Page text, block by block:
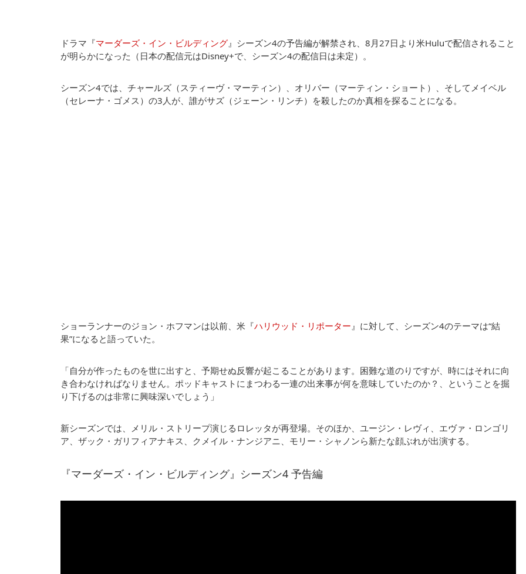
ドラマ『マーダーズ・イン・ビルディング』シーズン4の予告編が解禁され、8月27日より米Huluで配信されること
が明らかになった（日本の配信元はDisney+で、シーズン4の配信日は未定）。
シーズン4では、チャールズ（スティーヴ・マーティン）、オリバー（マーティン・ショート）、そしてメイベル
（セレーナ・ゴメス）の3人が、誰がサズ（ジェーン・リンチ）を殺したのか真相を探ることになる。
ショーランナーのジョン・ホフマンは以前、米『ハリウッド・リポーター 』に対して、シーズン4のテーマは“結
果”になると語っていた。
「自分が作ったものを世に出すと、予期せぬ反響が起こることがあります。困難な道のりですが、時にはそれに向
き合わなければなりません。ポッドキャストにまつわる一連の出来事が何を意味していたのか？、ということを掘
り下げるのは非常に興味深いでしょう」
新シーズンでは、メリル・ストリープ演じるロレッタが再登場。そのほか、ユージン・レヴィ、エヴァ・ロンゴリ
ア、ザック・ガリフィアナキス、クメイル・ナンジアニ、モリー・シャノンら新たな顔ぶれが出演する。
『マーダーズ・イン・ビルディング』シーズン4 予告編